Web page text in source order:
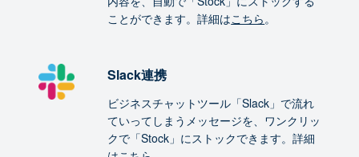
ことができます。詳細はこちら。
Slack連携
ビジネスチャットツール「Slack」で流れ
ていってしまうメッセージを、ワンクリッ
クで「Stock」にストックできます。詳細